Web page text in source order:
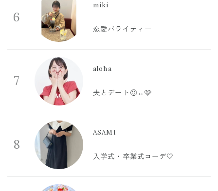
6
miki
恋愛バライティー
7
aloha
夫とデート🙂‍↔️🩷
8
ASAMI
入学式・卒業式コーデ🤍